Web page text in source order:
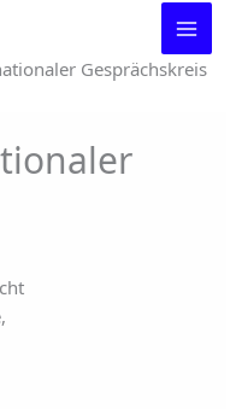
Gesprächskreis